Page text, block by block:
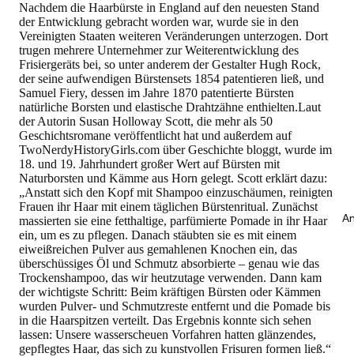
Nachdem die Haarbürste in England auf den neuesten Stand
der Entwicklung gebracht worden war, wurde sie in den
Vereinigten Staaten weiteren Veränderungen unterzogen. Dort
trugen mehrere Unternehmer zur Weiterentwicklung des
Frisiergeräts bei, so unter anderem der Gestalter Hugh Rock,
der seine aufwendigen Bürstensets 1854 patentieren ließ, und
Samuel Fiery, dessen im Jahre 1870 patentierte Bürsten
natürliche Borsten und elastische Drahtzähne enthielten.Laut
der Autorin Susan Holloway Scott, die mehr als 50
Geschichtsromane veröffentlicht hat und außerdem auf
TwoNerdyHistoryGirls.com über Geschichte bloggt, wurde im
18. und 19. Jahrhundert großer Wert auf Bürsten mit
Naturborsten und Kämme aus Horn gelegt. Scott erklärt dazu:
„Anstatt sich den Kopf mit Shampoo einzuschäumen, reinigten
Frauen ihr Haar mit einem täglichen Bürstenritual. Zunächst
massierten sie eine fetthaltige, parfümierte Pomade in ihr Haar
ein, um es zu pflegen. Danach stäubten sie es mit einem
eiweißreichen Pulver aus gemahlenen Knochen ein, das
überschüssiges Öl und Schmutz absorbierte – genau wie das
Trockenshampoo, das wir heutzutage verwenden. Dann kam
der wichtigste Schritt: Beim kräftigen Bürsten oder Kämmen
wurden Pulver- und Schmutzreste entfernt und die Pomade bis
in die Haarspitzen verteilt. Das Ergebnis konnte sich sehen
lassen: Unsere wasserscheuen Vorfahren hatten glänzendes,
gepflegtes Haar, das sich zu kunstvollen Frisuren formen ließ.“